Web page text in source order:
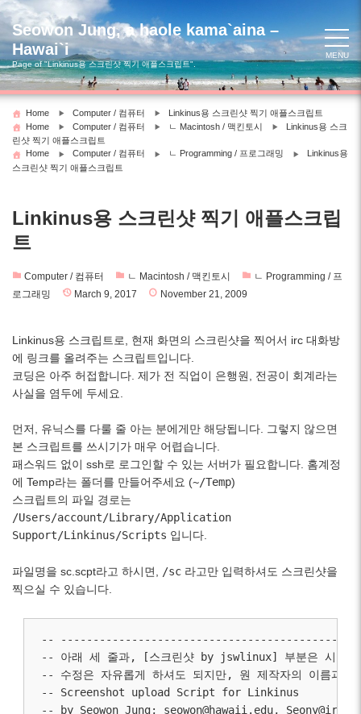
Skip
to
content
Seowon Jung, a haole kama`aina –
Hawai`i
Page of "Linkinus용 스크린샷 찍기 애플스크립트".
MENU
Home Computer / 컴퓨터
Linkinus용 스크린샷 찍기 애플스크립트
Home
Computer / 컴퓨터 ㄴ Macintosh / 맥킨토시
Linkinus용 스크
린샷 찍기 애플스크립트
Home
Computer / 컴퓨터 ㄴ Programming / 프로그래밍
Linkinus용
스크린샷 찍기 애플스크립트
Linkinus용 스크린샷 찍기 애플스크립
트
Computer / 컴퓨터 ㄴ Macintosh / 맥킨토시
ㄴ Programming / 프
로그래밍
March 9, 2017 November 21, 2009
Linkinus용 스크립트로, 현재 화면의 스크린샷을 찍어서 irc 대화방
에 링크를 올려주는 스크립트입니다.
코딩은 아주 허접합니다. 제가 전 직업이 은행원, 전공이 회계라는
사실을 염두에 두세요.
먼저, 유닉스를 다룰 줄 아는 분에게만 해당됩니다. 그렇지 않으면
본 스크립트를 쓰시기가 매우 어렵습니다.
패스워드 없이 ssh로 로그인할 수 있는 서버가 필요합니다. 홈계정
에 Temp라는 폴더를 만들어주세요 (~/Temp)
스크립트의 파일 경로는
/Users/account/Library/Application
Support/Linkinus/Scripts 입니다.
파일명을 sc.scpt라고 하시면, /sc 라고만 입력하셔도 스크린샷을
찍으실 수 있습니다.
--
-- 아래 세 줄과, [스크린샷 by jswlinux] 부분은 시간 투
-- 수정은 자유롭게 하셔도 되지만, 원 제작자의 이름과
-- Screenshot upload Script for Linkinus
-- by Seowon Jung; seowon@hawaii.edu,